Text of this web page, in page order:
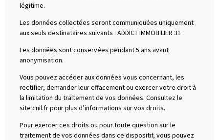
légitime.
Les données collectées seront communiquées uniquement
aux seuls destinataires suivants : ADDICT IMMOBILIER 31 .
Les données sont conservées pendant 5 ans avant
anonymisation.
Vous pouvez accéder aux données vous concernant, les
rectifier, demander leur effacement ou exercer votre droit à
la limitation du traitement de vos données. Consultez le
site cnil.fr pour plus d’informations sur vos droits.
Pour exercer ces droits ou pour toute question sur le
traitement de vos données dans ce dispositif, vous pouvez